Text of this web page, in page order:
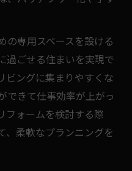
の専用スペースを設ける
過ごせる住まいを実現で
ビングに集まりやすくな
できて仕事効率が上がっ
フォームを検討する際
、柔軟なプランニングを